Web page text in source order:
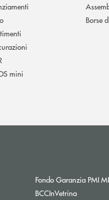
mini
Borse
Fondo Garanzia PMI
BCCInVetrina